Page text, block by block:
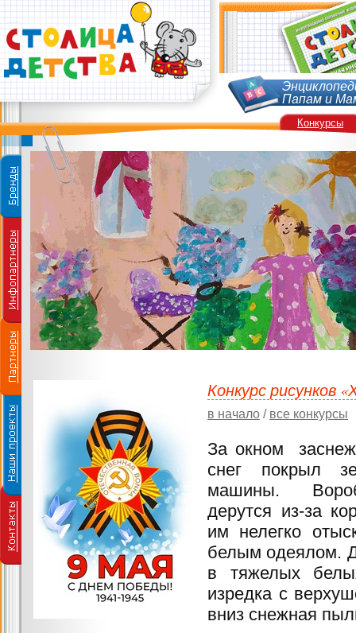
Папам и
Конкурс рисунков
в начало / все конкурсы
За окном
снег покрыл
машины.
дерутся из-за
им нелегко
белым одеялом.
в тяжелых
изредка с
вниз снежная
Конкурсы